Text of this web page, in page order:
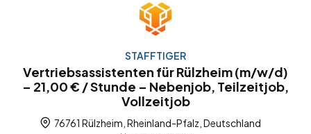
STAFFTIGER
Vertriebsassistenten für Rülzheim (m/w/d)
– 21,00 € / Stunde – Nebenjob, Teilzeitjob,
Vollzeitjob
76761 Rülzheim, Rheinland-Pfalz, Deutschland